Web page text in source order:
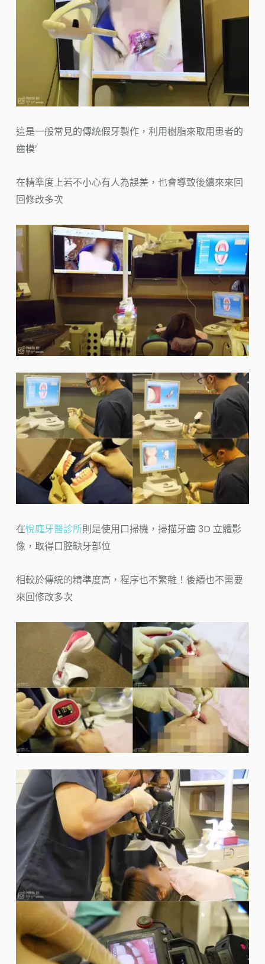
這是一般常見的傳統假牙製作，利用樹脂來取用患者的
齒模’
在精準度上若不小心有人為誤差，也會導致後續來來回
回修改多次
在悅庭牙醫診所則是使用口掃機，掃描牙齒 3D 立體影
像，取得口腔缺牙部位
相較於傳統的精準度高，程序也不繁雜！後續也不需要
來回修改多次